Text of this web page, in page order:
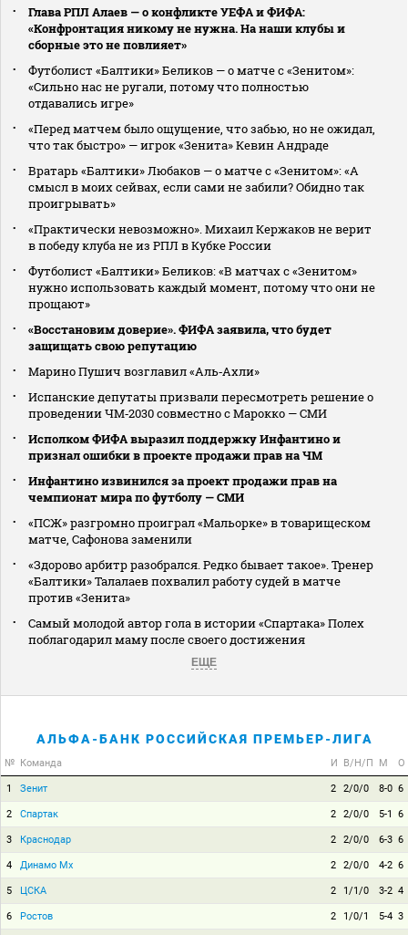
Глава РПЛ Алаев — о конфликте УЕФА и ФИФА:
«Конфронтация никому не нужна. На наши клубы и
сборные это не повлияет»
Футболист «Балтики» Беликов — о матче с «Зенитом»:
«Сильно нас не ругали, потому что полностью
отдавались игре»
«Перед матчем было ощущение, что забью, но не ожидал,
что так быстро» — игрок «Зенита» Кевин Андраде
Вратарь «Балтики» Любаков — о матче с «Зенитом»: «А
смысл в моих сейвах, если сами не забили? Обидно так
проигрывать»
«Практически невозможно». Михаил Кержаков не верит
в победу клуба не из РПЛ в Кубке России
Футболист «Балтики» Беликов: «В матчах с «Зенитом»
нужно использовать каждый момент, потому что они не
прощают»
«Восстановим доверие». ФИФА заявила, что будет
защищать свою репутацию
Марино Пушич возглавил «Аль‑Ахли»
Испанские депутаты призвали пересмотреть решение о
проведении ЧМ‑2030 совместно с Марокко — СМИ
Исполком ФИФА выразил поддержку Инфантино и
признал ошибки в проекте продажи прав на ЧМ
Инфантино извинился за проект продажи прав на
чемпионат мира по футболу — СМИ
«ПСЖ» разгромно проиграл «Мальорке» в товарищеском
матче, Сафонова заменили
«Здорово арбитр разобрался. Редко бывает такое». Тренер
«Балтики» Талалаев похвалил работу судей в матче
против «Зенита»
Самый молодой автор гола в истории «Спартака» Полех
поблагодарил маму после своего достижения
ЕЩЕ
АЛЬФА-БАНК РОССИЙСКАЯ ПРЕМЬЕР-ЛИГА
№ Команда И В/Н/П М О
1 Зенит 2 2/0/0 8-0 6
2 Спартак 2 2/0/0 5-1 6
3 Краснодар 2 2/0/0 6-3 6
4 Динамо Мх 2 2/0/0 4-2 6
5 ЦСКА 2 1/1/0 3-2 4
6 Ростов 2 1/0/1 5-4 3